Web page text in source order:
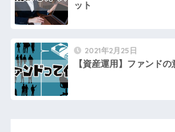
ット
2021年2月25日
【資産運用】ファンドの